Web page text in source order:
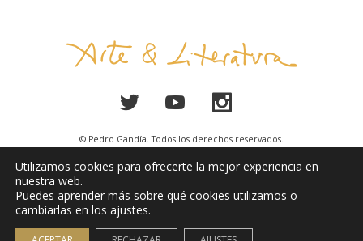
© Pedro Gandía. Todos los derechos reservados.
Aviso Legal
Utilizamos cookies para ofrecerte la mejor experiencia en
nuestra web.
Puedes aprender más sobre qué cookies utilizamos o
cambiarlas en los ajustes.